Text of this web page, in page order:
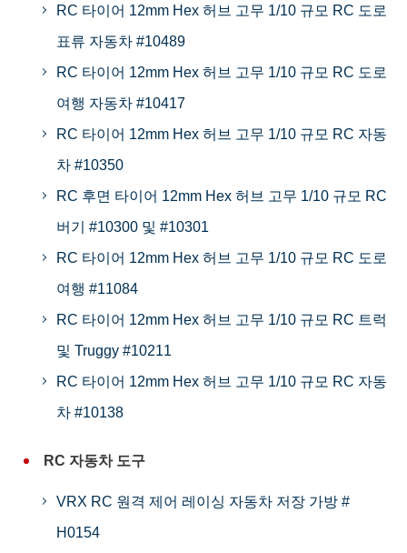
RC 타이어 12mm Hex 허브 고무 1/10 규모 RC 도로
표류 자동차 #10489
RC 타이어 12mm Hex 허브 고무 1/10 규모 RC 도로
여행 자동차 #10417
RC 타이어 12mm Hex 허브 고무 1/10 규모 RC 자동
차 #10350
RC 후면 타이어 12mm Hex 허브 고무 1/10 규모 RC
버기 #10300 및 #10301
RC 타이어 12mm Hex 허브 고무 1/10 규모 RC 도로
여행 #11084
RC 타이어 12mm Hex 허브 고무 1/10 규모 RC 트럭
및 Truggy #10211
RC 타이어 12mm Hex 허브 고무 1/10 규모 RC 자동
차 #10138
RC 자동차 도구
VRX RC 원격 제어 레이싱 자동차 저장 가방 #
H0154